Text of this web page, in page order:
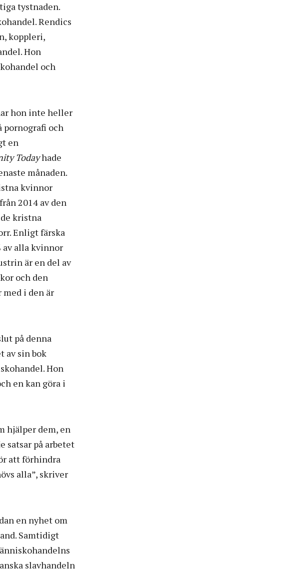
tystnaden.
Rendics
koppleri,
Hon
och
hon inte heller
och
en
Todayhade
månaden.
kvinnor
2014 av den
kristna
Enligt färska
av alla kvinnor
är en del av
och den
i den är
på denna
av sin bok
Hon
en kan göra i
hjälper dem, en
satsar på arbetet
att förhindra
alla”, skriver
en nyhet om
Samtidigt
slavhandeln